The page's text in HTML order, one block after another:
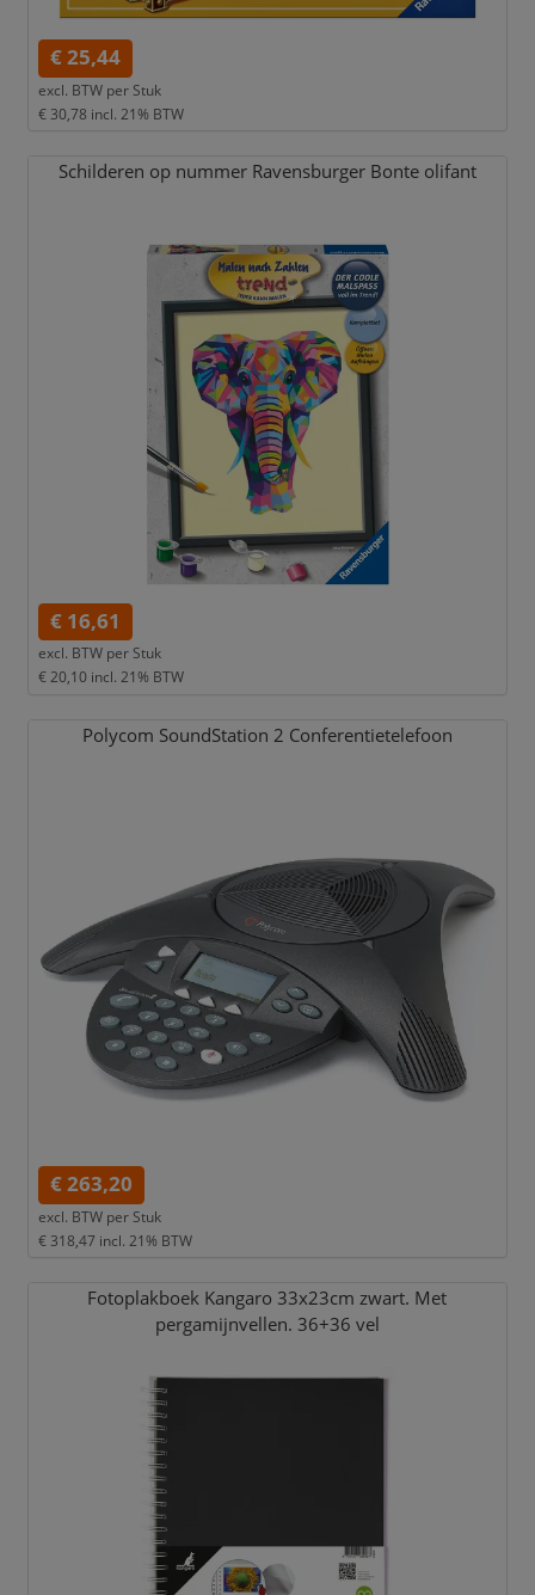
€ 25,44
excl. BTW per Stuk
€ 30,78 incl. 21% BTW
Schilderen op nummer Ravensburger Bonte olifant
€ 16,61
excl. BTW per Stuk
€ 20,10 incl. 21% BTW
Polycom SoundStation 2 Conferentietelefoon
€ 263,20
excl. BTW per Stuk
€ 318,47 incl. 21% BTW
Fotoplakboek Kangaro 33x23cm zwart. Met
pergamijnvellen. 36+36 vel